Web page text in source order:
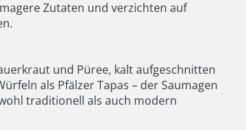
Zutaten und verzichten auf
und Püree, kalt aufgeschnitten
als Pfälzer Tapas – der Saumagen
traditionell als auch modern